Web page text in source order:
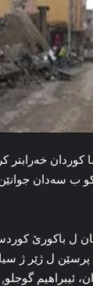
خه‌رابتر
ب سه‌دان
ل باكورێ
ل ژێر ژ
ئیبراھیم